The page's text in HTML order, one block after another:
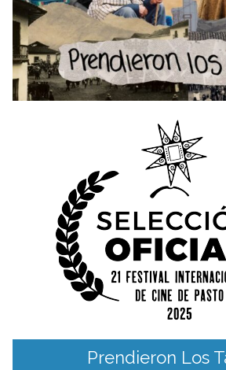
Prendieron Los